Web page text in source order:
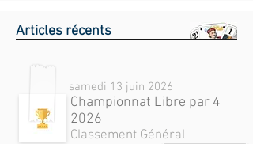
Articles récents
samedi 13 juin 2026
Championnat Libre par 4
2026
Classement Général